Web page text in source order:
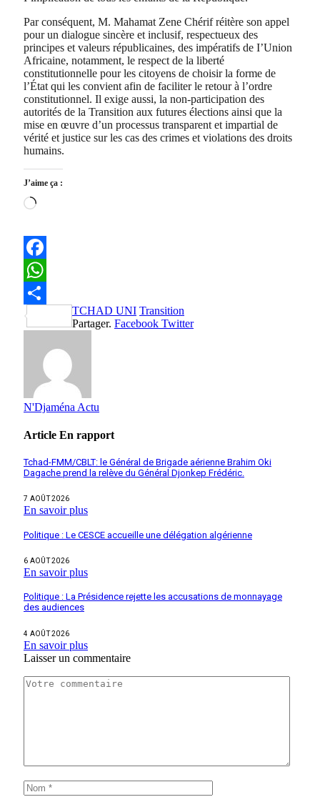
Par conséquent, M. Mahamat Zene Chérif réitère son appel
pour un dialogue sincère et inclusif, respectueux des
principes et valeurs républicaines, des impératifs de I’Union
Africaine, notamment, le respect de la liberté
constitutionnelle pour les citoyens de choisir la forme de
l’État qui les convient afin de faciliter le retour à l’ordre
constitutionnel. Il exige aussi, la non-participation des
autorités de la Transition aux futures élections ainsi que la
mise en œuvre d’un processus transparent et impartial de
vérité et justice sur les cas des crimes et violations des droits
humains.
J’aime ça :
Chargement…
Facebook
WhatsApp
Partager
TCHAD UNI Transition
Partager. Facebook Twitter
N'Djaména Actu
Article En rapport
Tchad-FMM/CBLT: le Général de Brigade aérienne Brahim Oki
Dagache prend la relève du Général Djonkep Frédéric.
7 AOÛT 2026
En savoir plus
Politique : Le CESCE accueille une délégation algérienne
6 AOÛT 2026
En savoir plus
Politique : La Présidence rejette les accusations de monnayage
des audiences
4 AOÛT 2026
En savoir plus
Laisser un commentaire